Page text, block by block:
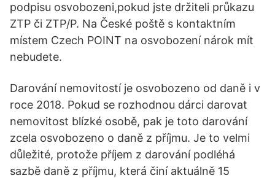
podpisu osvobozeni,pokud jste držiteli průkazu
ZTP či ZTP/P. Na České poště s kontaktním
místem Czech POINT na osvobození nárok mít
nebudete.
Darování nemovitostí je osvobozeno od daně i v
roce 2018. Pokud se rozhodnou dárci darovat
nemovitost blízké osobě, pak je toto darování
zcela osvobozeno o daně z příjmu. Je to velmi
důležité, protože příjem z darování podléhá
sazbě daně z příjmu, která činí aktuálně 15